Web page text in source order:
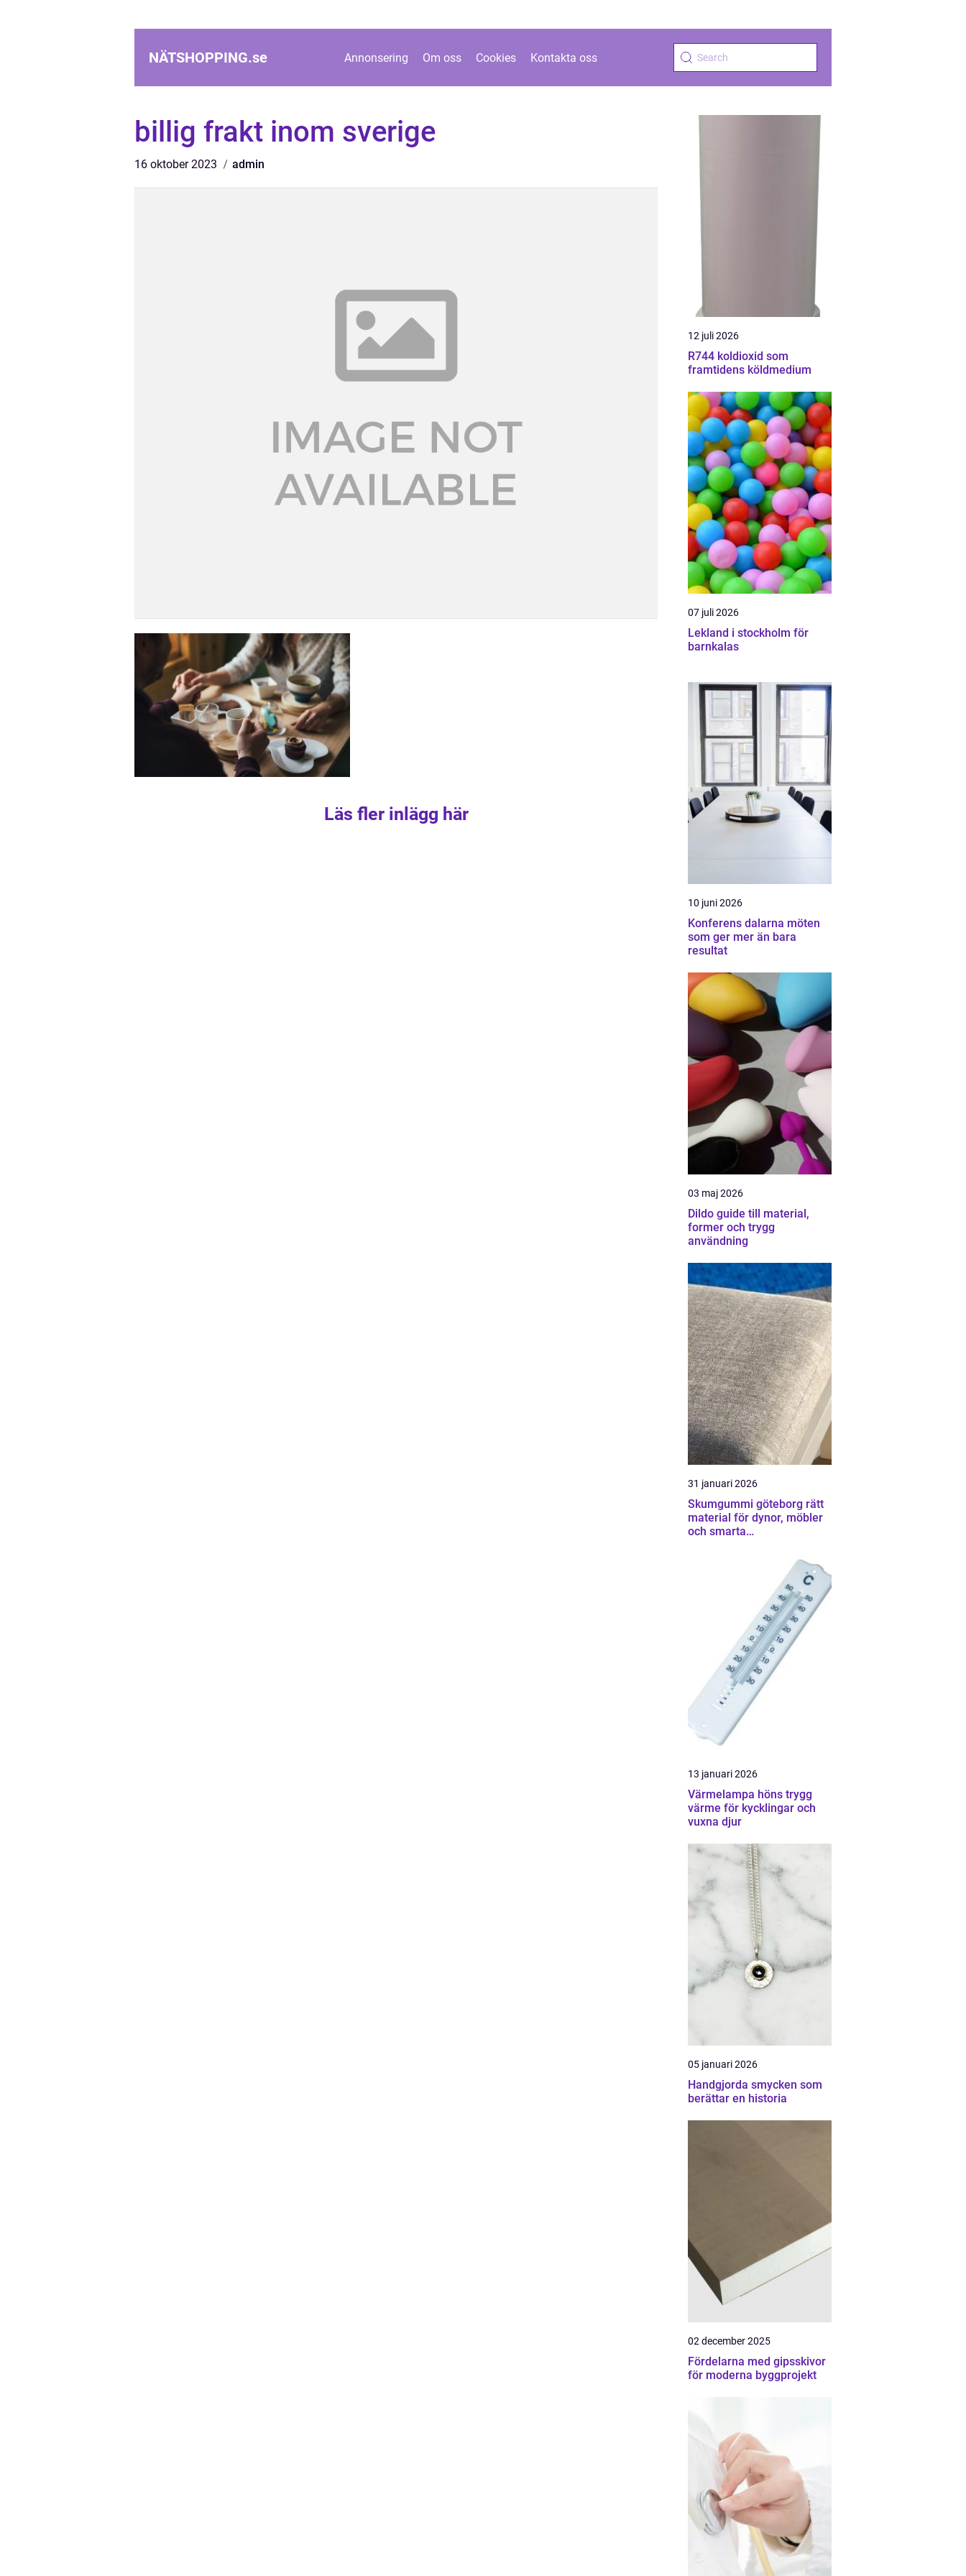
NÄTSHOPPING.se Annonsering Om oss Cookies Kontakta oss
billig frakt inom sverige
16 oktober 2023 admin
Läs fler inlägg här
12 juli 2026
R744 koldioxid som
framtidens köldmedium
07 juli 2026
Lekland i stockholm för
barnkalas
10 juni 2026
Konferens dalarna möten
som ger mer än bara
resultat
03 maj 2026
Dildo guide till material,
former och trygg
användning
31 januari 2026
Skumgummi göteborg rätt
material för dynor, möbler
och smarta
13 januari 2026
Värmelampa höns trygg
värme för kycklingar och
vuxna djur
05 januari 2026
Handgjorda smycken som
berättar en historia
02 december 2025
Fördelarna med gipsskivor
för moderna byggprojekt